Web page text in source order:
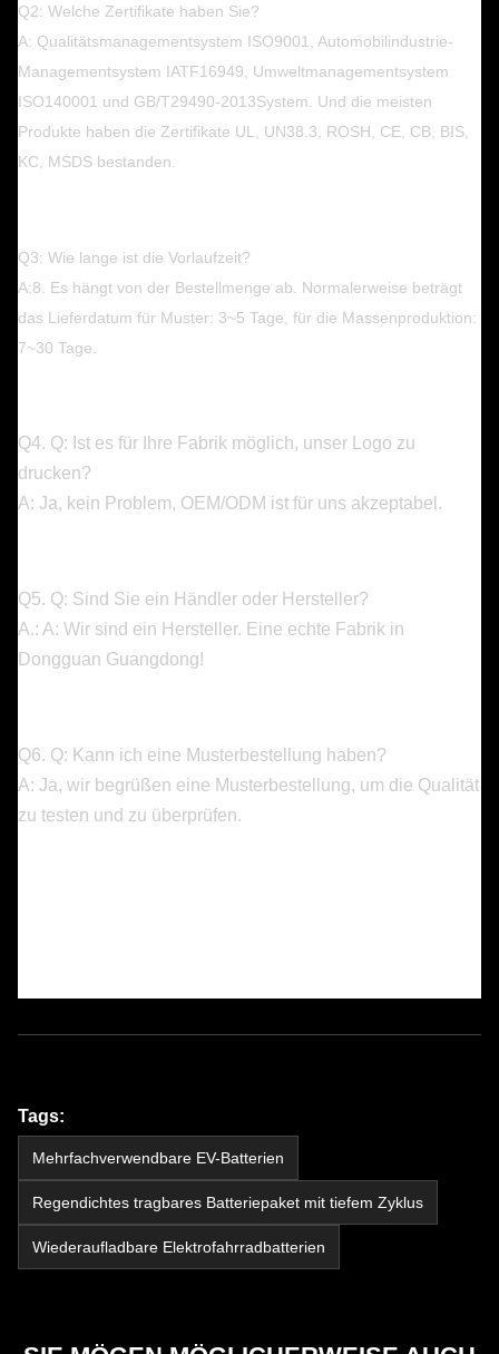
Q2: Welche Zertifikate haben Sie?
A: Qualitätsmanagementsystem ISO9001, Automobilindustrie-
Managementsystem IATF16949, Umweltmanagementsystem
ISO140001 und GB/T29490-2013System. Und die meisten
Produkte haben die Zertifikate UL, UN38.3, ROSH, CE, CB, BIS,
KC, MSDS bestanden.
Q3: Wie lange ist die Vorlaufzeit?
A:8. Es hängt von der Bestellmenge ab. Normalerweise beträgt
das Lieferdatum für Muster: 3~5 Tage, für die Massenproduktion:
7~30 Tage.
Q4. Q: Ist es für Ihre Fabrik möglich, unser Logo zu
drucken?
A: Ja, kein Problem, OEM/ODM ist für uns akzeptabel.
Q5. Q: Sind Sie ein Händler oder Hersteller?
A.: A: Wir sind ein Hersteller. Eine echte Fabrik in
Dongguan Guangdong!
Q6. Q: Kann ich eine Musterbestellung haben?
A: Ja, wir begrüßen eine Musterbestellung, um die Qualität
zu testen und zu überprüfen.
Tags:
Mehrfachverwendbare EV-Batterien
Regendichtes tragbares Batteriepaket mit tiefem Zyklus
Wiederaufladbare Elektrofahrradbatterien